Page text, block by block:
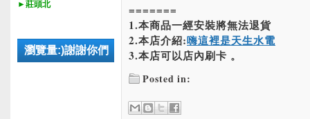
►莊頭北
瀏覽量:)謝謝你們
=======
1.本商品一經安裝將無法退貨
2.本店介紹:嗨這裡是天生水電
3.本店可以店內刷卡 。
Posted in: